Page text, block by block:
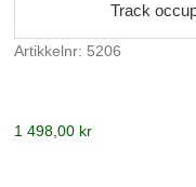
Track
Artikkelnr: 5206
1 498,00 kr